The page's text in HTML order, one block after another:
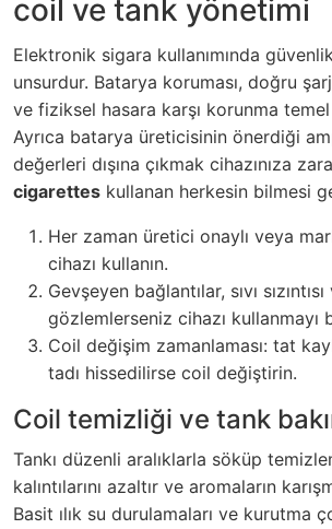
coil ve tank yönetimi
Elektronik sigara kullanımında
unsurdur. Batarya koruması, doğru şarj
ve fiziksel hasara karşı korunma temel
Ayrıca batarya üreticisinin önerdiği
değerleri dışına çıkmak cihazınıza
cigarettes kullanan herkesin bilmesi
Her zaman üretici onaylı veya
cihazı kullanın.
Gevşeyen bağlantılar, sıvı sızıntısı
gözlemlerseniz cihazı kullanmayı
Coil değişim zamanlaması: tat
tadı hissedilirse coil değiştirin.
Coil temizliği ve tank
Tankı düzenli aralıklarla söküp
kalıntılarını azaltır ve aromaların
Basit ılık su durulamaları ve kurutma